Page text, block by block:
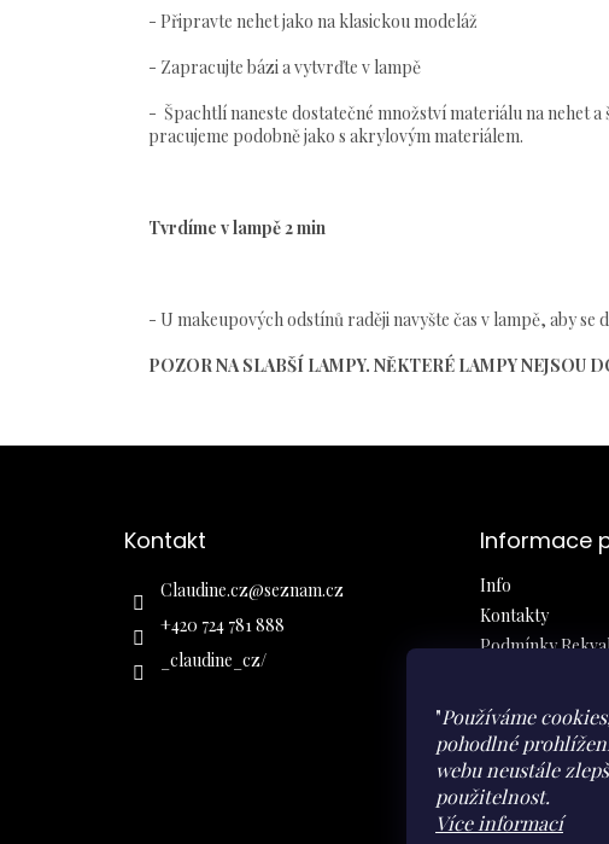
"Používáme
pohodlné
webu neustále
použitelnost.
Více informací
- Připravte nehet jako na klasickou modeláž
- Zapracujte bázi a vytvrďte v lampě
- Špachtlí naneste dostatečné množství materiálu na nehet
pracujeme podobně jako s akrylovým materiálem.
Tvrdíme v lampě 2 min
- U makeupových odstínů raději navyšte čas v lampě, aby
POZOR NA SLABŠÍ LAMPY. NĚKTERÉ LAMPY NEJSOU
Kontakt
Claudine.cz@seznam.cz
+420 724 781 888
_claudine_cz/
Informace
Info
Kontakty
Podmínky
Ochrana
Moje objednávka